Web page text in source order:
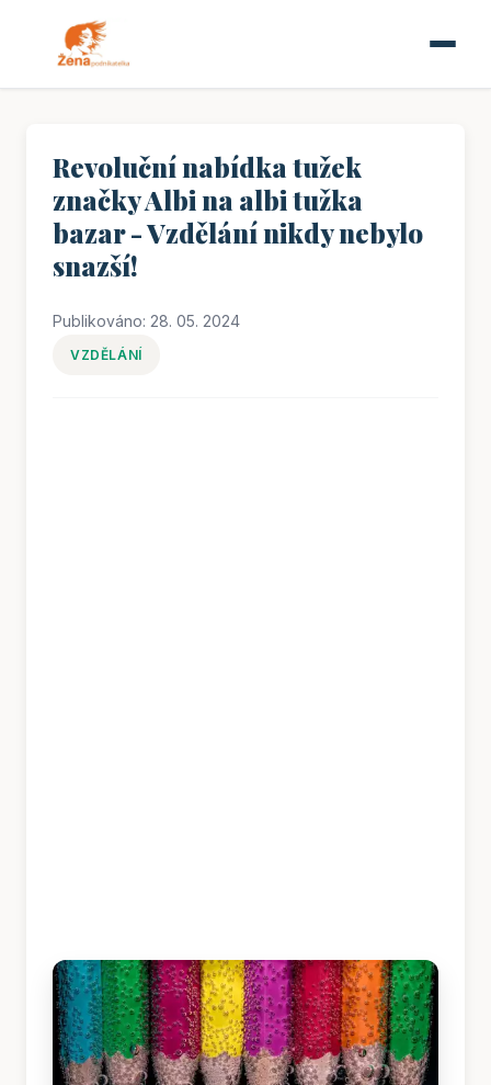
Revoluční nabídka tužek
značky Albi na albi tužka
bazar - Vzdělání nikdy nebylo
snazší!
Publikováno: 28. 05. 2024
VZDĚLÁNÍ